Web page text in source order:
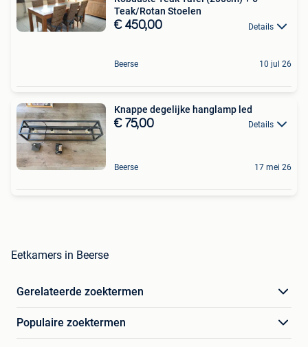
Teak/Rotan Stoelen
€ 450,00 Details
Beerse 10 jul 26
Knappe degelijke hanglamp led
€ 75,00 Details
Beerse 17 mei 26
Eetkamers in Beerse
Gerelateerde zoektermen
Populaire zoektermen